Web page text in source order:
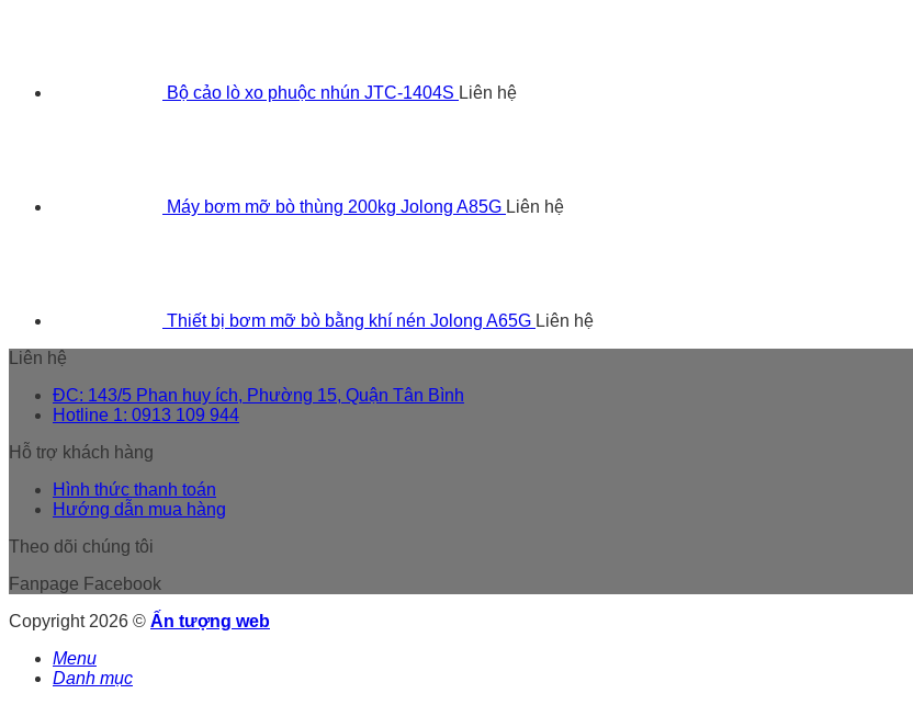
Bộ cảo lò xo phuộc nhún JTC-1404S Liên hệ
Máy bơm mỡ bò thùng 200kg Jolong A85G Liên hệ
Thiết bị bơm mỡ bò bằng khí nén Jolong A65G Liên hệ
Liên hệ
ĐC: 143/5 Phan huy ích, Phường 15, Quận Tân Bình
Hotline 1: 0913 109 944
Hỗ trợ khách hàng
Hình thức thanh toán
Hướng dẫn mua hàng
Theo dõi chúng tôi
Fanpage Facebook
Copyright 2026 © Ấn tượng web
Menu
Danh mục